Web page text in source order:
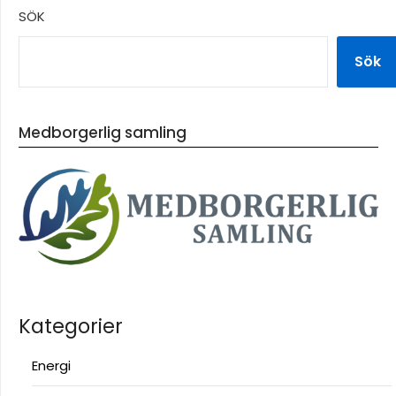
SÖK
Sök
Medborgerlig samling
Kategorier
Energi